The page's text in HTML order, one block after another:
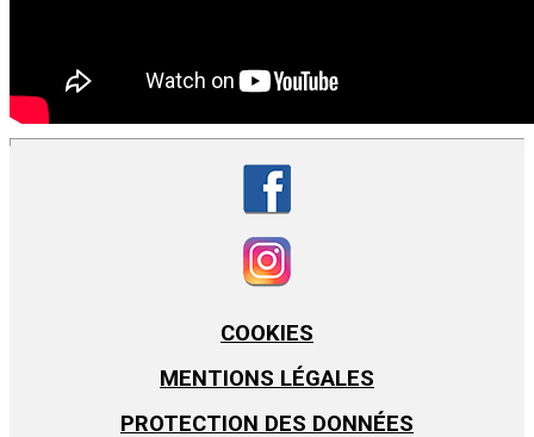
COOKIES
MENTIONS LÉGALES
PROTECTION DES DONNÉES